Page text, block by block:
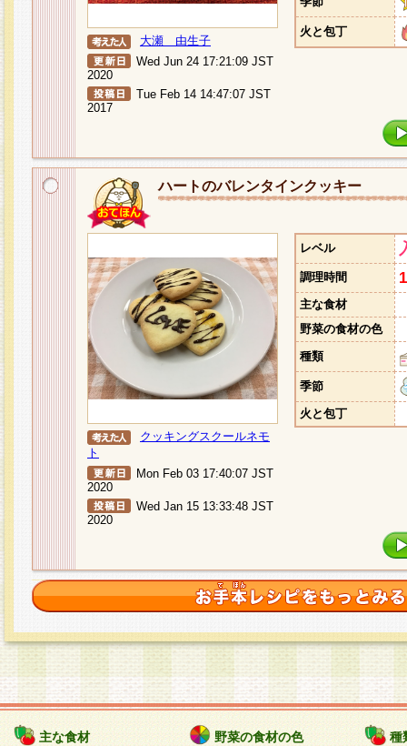
大瀬 由生子
Wed Jun 24 17:21:09 JST
2020
Tue Feb 14 14:47:07 JST
2017
火と包丁
ハートのバレンタインクッキー
クッキングスクールネモ
ト
Mon Feb 03 17:40:07 JST
2020
Wed Jan 15 13:33:48 JST
2020
レベル
調理時間
主な食材
野菜の食材の色
種類
季節
火と包丁
主な食材 野菜の食材の色 種